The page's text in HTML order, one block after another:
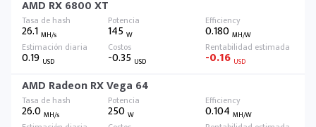
AMD RX 6800 XT
26.1 MH/s 145W 0.180 MH/W
0.19 USD -0.35 USD -0.16 USD
AMD Radeon RX Vega 64
26.0 MH/s 250W 0.104 MH/W